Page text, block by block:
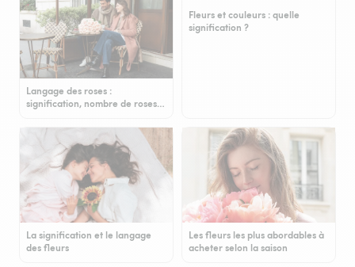
Langage des roses :
signification, nombre de roses…
Fleurs et couleurs : quelle
signification ?
La signification et le langage
des fleurs
Les fleurs les plus abordables à
acheter selon la saison